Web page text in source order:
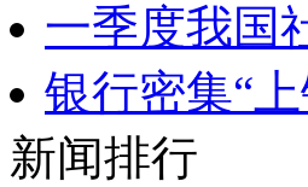
一季度我国
银行密集“
新闻排行